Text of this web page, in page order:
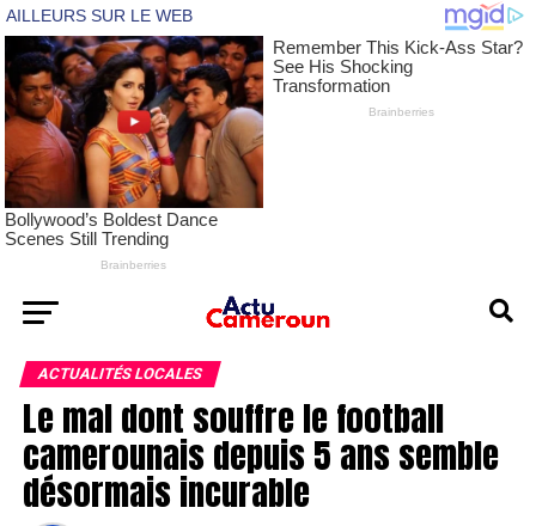
ACTUALITÉS LOCALES
Le mal dont souffre le football
camerounais depuis 5 ans semble
désormais incurable